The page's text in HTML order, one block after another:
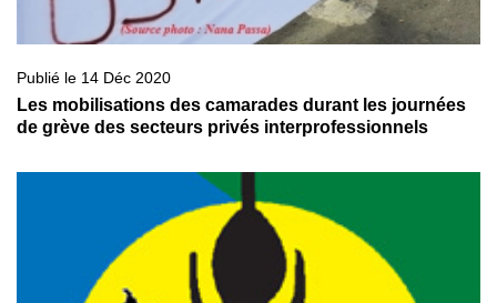
Publié le 14 Déc 2020
Les mobilisations des camarades durant les journées
de grève des secteurs privés interprofessionnels